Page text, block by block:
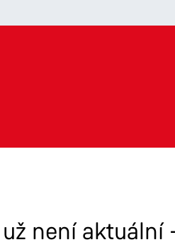
není aktuální